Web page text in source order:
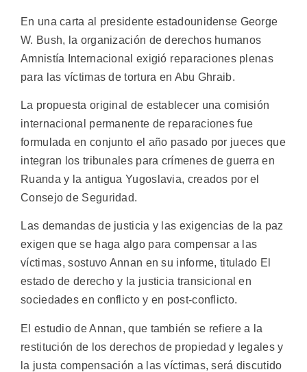
En una carta al presidente estadounidense George
W. Bush, la organización de derechos humanos
Amnistía Internacional exigió reparaciones plenas
para las víctimas de tortura en Abu Ghraib.
La propuesta original de establecer una comisión
internacional permanente de reparaciones fue
formulada en conjunto el año pasado por jueces que
integran los tribunales para crímenes de guerra en
Ruanda y la antigua Yugoslavia, creados por el
Consejo de Seguridad.
Las demandas de justicia y las exigencias de la paz
exigen que se haga algo para compensar a las
víctimas, sostuvo Annan en su informe, titulado El
estado de derecho y la justicia transicional en
sociedades en conflicto y en post-conflicto.
El estudio de Annan, que también se refiere a la
restitución de los derechos de propiedad y legales y
la justa compensación a las víctimas, será discutido